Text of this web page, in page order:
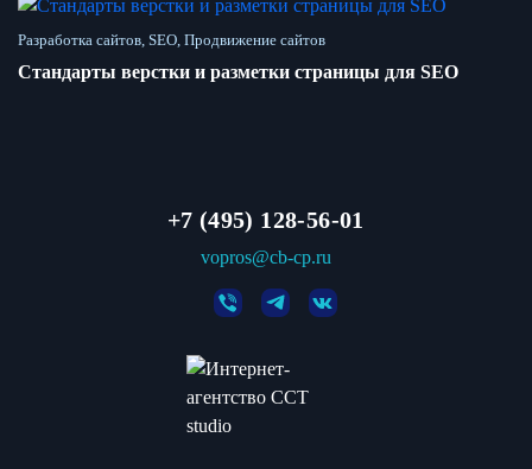
Разработка сайтов, SEO, Продвижение сайтов
Стандарты верстки и разметки страницы для SEO
+7 (495) 128-56-01
vopros@cb-cp.ru